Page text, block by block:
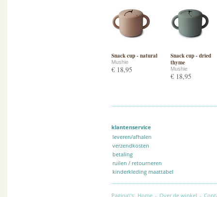
Snack cup - natural
Mushie
€ 18,95
Snack cup - dried
thyme
Mushie
€ 18,95
klantenservice
leveren/afhalen
verzendkosten
betaling
ruilen / retourneren
kinderkleding maattabel
Pagina\'s: Home - Over de winkel -